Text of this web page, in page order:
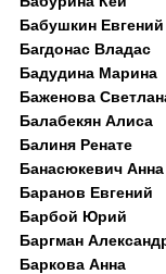
Бабушкин Евгений
Багдонас Владас
Бадудина Марина
Баженова
Балабекян Алиса
Балиня Ренате
Банасюкевич Анна
Баранов Евгений
Барбой Юрий
Баргман
Баркова Анна